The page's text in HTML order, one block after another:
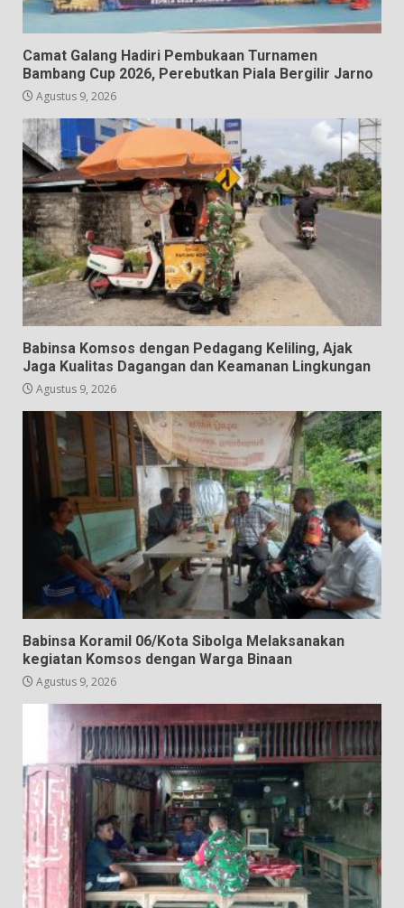
Camat Galang Hadiri Pembukaan Turnamen
Bambang Cup 2026, Perebutkan Piala Bergilir Jarno
Agustus 9, 2026
Babinsa Komsos dengan Pedagang Keliling, Ajak
Jaga Kualitas Dagangan dan Keamanan Lingkungan
Agustus 9, 2026
Babinsa Koramil 06/Kota Sibolga Melaksanakan
kegiatan Komsos dengan Warga Binaan
Agustus 9, 2026